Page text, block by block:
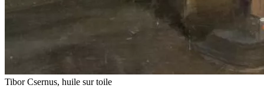
Tibor Csernus, huile sur toile